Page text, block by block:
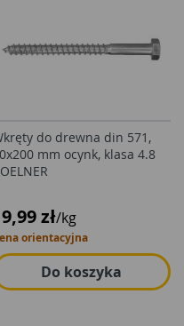
do drewna din 571,
mm ocynk, klasa 4.8
zł/kg
orientacyjna
Do koszyka